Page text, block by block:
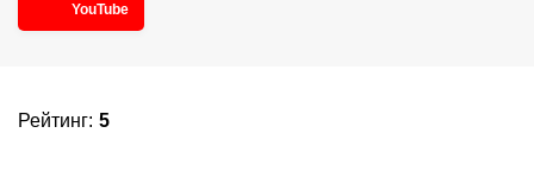
YouTube
Рейтинг: 5